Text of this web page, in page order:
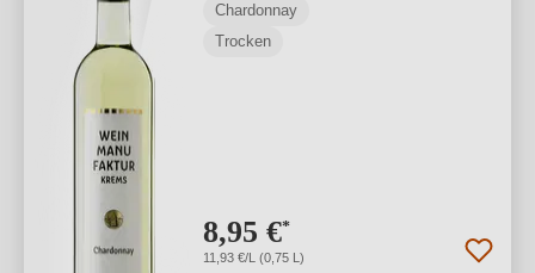
Chardonnay
Trocken
8,95 €*
11,93 €/L (0,75 L)